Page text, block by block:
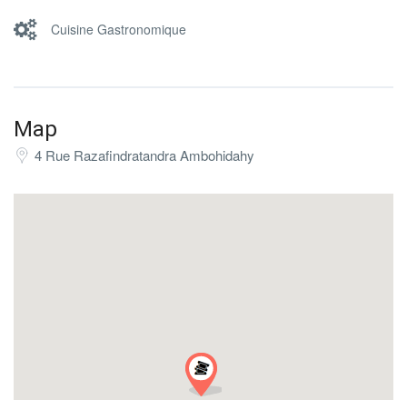
Cuisine Gastronomique
Map
4 Rue Razafindratandra Ambohidahy